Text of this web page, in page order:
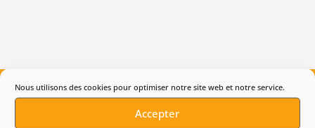
Nous utilisons des cookies pour optimiser notre site web et notre service.
Accepter